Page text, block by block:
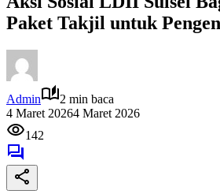
Paket Takjil untuk
Admin
2 min baca
4 Maret 20264 Maret 2026
142